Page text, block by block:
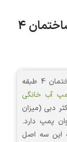
راهنمای خرید پمپ آب برای ساختمان 4
قبل از هر چیز در خرید پمپ آب برای ساختمان 4 طبقه
آب خانگی
دبی (میزان
پمپ دارد.
این سه اصل